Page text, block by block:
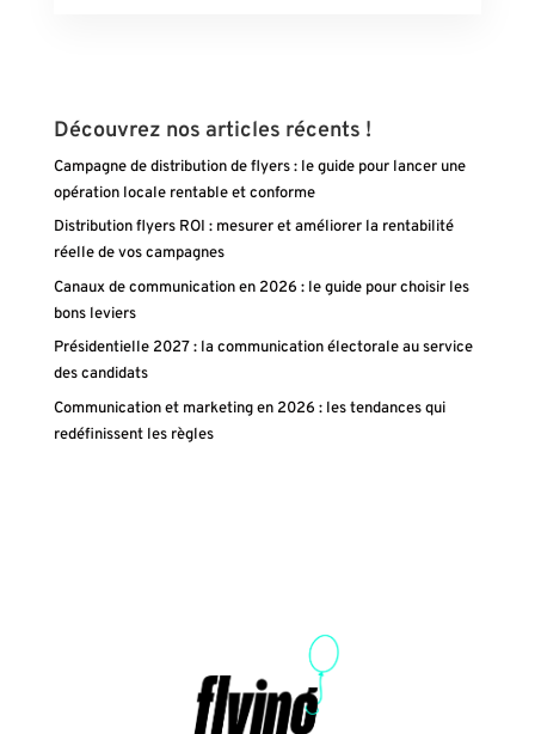
Découvrez nos articles récents !
Campagne de distribution de flyers : le guide pour lancer une
opération locale rentable et conforme
Distribution flyers ROI : mesurer et améliorer la rentabilité
réelle de vos campagnes
Canaux de communication en 2026 : le guide pour choisir les
bons leviers
Présidentielle 2027 : la communication électorale au service
des candidats
Communication et marketing en 2026 : les tendances qui
redéfinissent les règles